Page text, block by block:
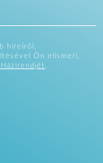
híreiről,
Ön elismeri,
.